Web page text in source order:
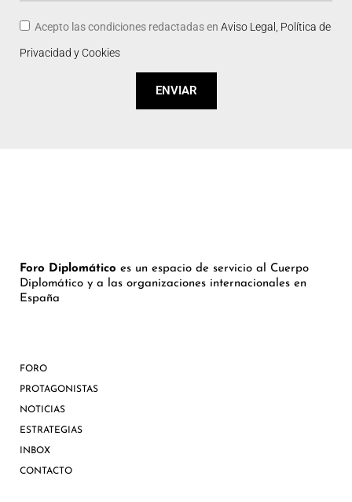
Acepto las condiciones redactadas en Aviso Legal, Política de
Privacidad y Cookies
ENVIAR
Foro Diplomático es un espacio de servicio al Cuerpo
Diplomático y a las organizaciones internacionales en
España
FORO
PROTAGONISTAS
NOTICIAS
ESTRATEGIAS
INBOX
CONTACTO